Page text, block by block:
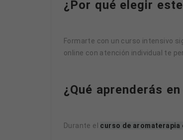
¿Por qué elegir
Formarte con un curso intensivo
online con atención individual te
¿Qué aprenderás
Durante el curso de aromaterapia